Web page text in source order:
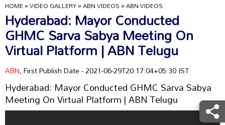
HOME»VIDEO GALLERY»ABN VIDEOS»ABN VIDEOS
Hyderabad: Mayor Conducted
GHMC Sarva Sabya Meeting On
Virtual Platform | ABN Telugu
ABN, First Publish Date - 2021-06-29T20:17:04+05:30 IST
Hyderabad: Mayor Conducted GHMC Sarva Sabya
Meeting On Virtual Platform | ABN Telugu